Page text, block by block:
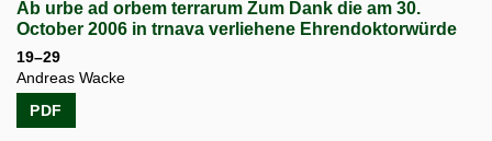
Ab urbe ad orbem terrarum Zum Dank die am 30.
October 2006 in trnava verliehene Ehrendoktorwürde
19–29
Andreas Wacke
PDF